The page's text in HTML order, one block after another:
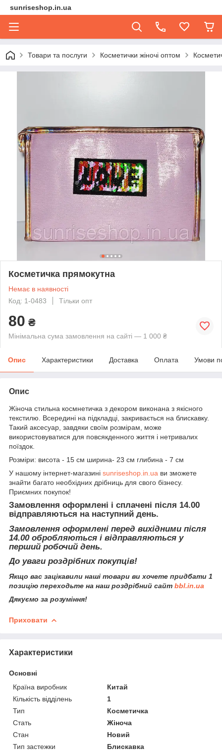
sunriseshop.in.ua
Товари та послуги Косметички жіночі оптом
Косметичка прямокутна
Немає в наявності
Код: 1-0483
Тільки опт
80 ₴
Мінімальна сума замовлення на сайті — 1 000 ₴
Опис Характеристики Доставка Оплата Умови
Опис
Жіноча стильна космнетичка з декором виконана з якісного
текстилю. Всередині на підкладці, закривається на блискавку.
Такий аксесуар, завдяки своїм розмірам, може
використовуватися для повсякденного життя і нетривалих
поїздок.
Розміри: висота - 15 см ширина- 23 см глибина - 7 см
У нашому інтернет-магазині sunriseshop.in.ua ви зможете
знайти багато необхідних дрібниць для свого бізнесу.
Приємних покупок!
Замовлення оформлені і сплачені після 14.00
відправляються на наступний день.
Замовлення оформлені перед вихідними після
14.00 обробляються і відправляються у
перший робочий день.
До уваги роздрібних покупців!
Якщо вас зацікавили наші товари ви хочете придбати 1
позицію переходьте на наш роздрібний сайт bbl.in.ua
Дякуємо за розуміння!
Приховати
Характеристики
Основні
Країна виробник
Китай
Кількість відділень
1
Тип
Косметичка
Стать
Жіноча
Стан
Новий
Тип застежки
Блискавка